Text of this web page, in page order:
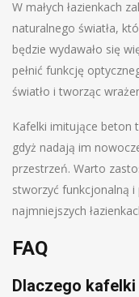
W małych łazienkach
naturalnego światła,
będzie wydawało się
pełnić funkcję
światło i tworząc
Kafelki imitujące beton
gdyż nadają im
przestrzeń. Warto
stworzyć funkcjonalną
najmniejszych
FAQ
Dlaczego